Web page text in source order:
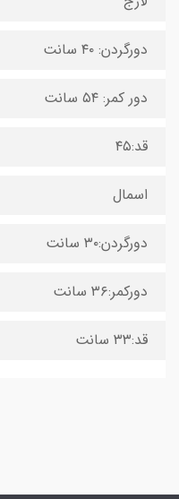
دورگردن: ۴۰ سانت
دور کمر: ۵۴ سانت
قد:۴۵
اسمال
دورگردن:۳۰ سانت
دورکمر:۳۶ سانت
قد:۳۳ سانت